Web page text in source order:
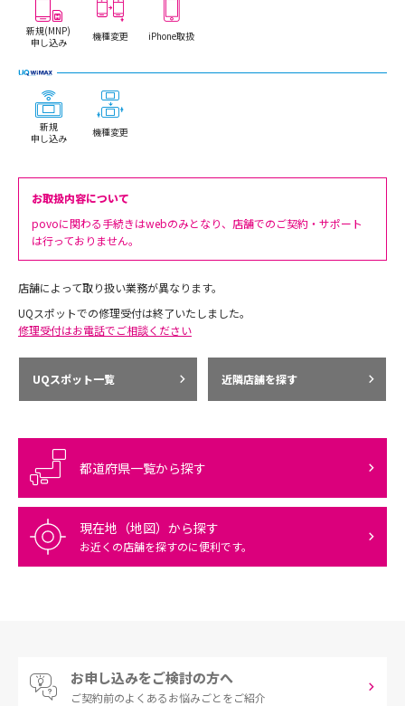
新規(MNP)
申し込み
機種変更 iPhone取扱
新規
申し込み
機種変更
お取扱内容について
povoに関わる手続きはwebのみとなり、店舗でのご契約・サポート
は行っておりません。
店舗によって取り扱い業務が異なります。
UQスポットでの修理受付は終了いたしました。
修理受付はお電話でご相談ください
UQスポット一覧 近隣店舗を探す
都道府県一覧から探す
現在地（地図）から探す
お近くの店舗を探すのに便利です。
お申し込みをご検討の方へ
ご契約前のよくあるお悩みごとをご紹介